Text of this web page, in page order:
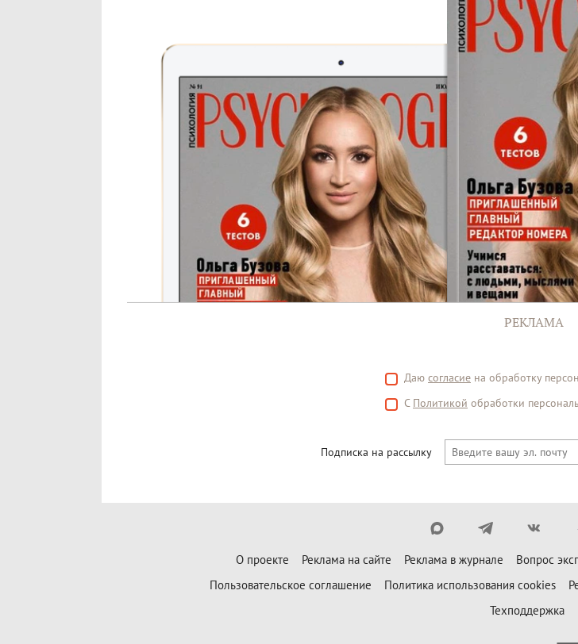
РЕКЛАМА
Даю согласие на обработку
С Политикой обработки
Подписка на рассылку
О проекте Реклама на сайте Реклама в журнале Вопрос
Пользовательское соглашение
Политика использования cookies
Техподдержка